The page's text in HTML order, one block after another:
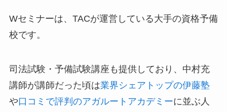
Wセミナーは、TACが運営している大手の資格予備
校です。
司法試験・予備試験講座も提供しており、中村充
講師が講師だった頃は業界シェアトップの伊藤塾
や口コミで評判のアガルートアカデミーに並ぶ人